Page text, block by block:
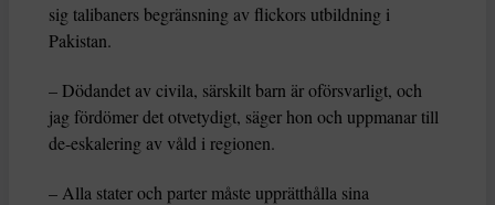
sig talibaners begränsning av flickors utbildning i
Pakistan.
– Dödandet av civila, särskilt barn är oförsvarligt, och
jag fördömer det otvetydigt, säger hon och uppmanar till
de-eskalering av våld i regionen.
– Alla stater och parter måste upprätthålla sina